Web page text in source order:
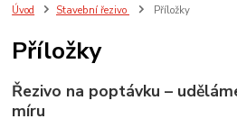
Úvod Stavební řezivo Příložky
Příložky
Řezivo na poptávku –
míru